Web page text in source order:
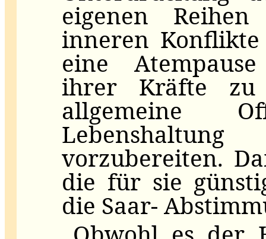
eigenen
inneren Konflikte
eine
ihrer Kräfte zu
allgemeine
vorzubereiten.
die für sie
die Saar-